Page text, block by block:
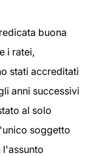
buona
i ratei,
stati accreditati
anni successivi
al solo
soggetto
l'assunto